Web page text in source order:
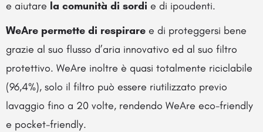
e aiutare la comunità di sordi e di ipoudenti.
WeAre permette di respirare e di proteggersi bene
grazie al suo flusso d’aria innovativo ed al suo filtro
protettivo. WeAre inoltre è quasi totalmente riciclabile
(96,4%), solo il filtro può essere riutilizzato previo
lavaggio fino a 20 volte, rendendo WeAre eco-friendly
e pocket-friendly.